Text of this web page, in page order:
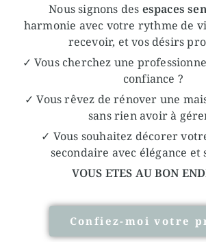
Nous signons des espaces
harmonie avec votre rythme de
recevoir, et vos désirs
✓ Vous cherchez une
confiance ?
✓ Vous rêvez de rénover une
sans rien avoir à
✓ Vous souhaitez décorer
secondaire avec élégance et
VOUS ETES AU BON
Confiez-moi votre